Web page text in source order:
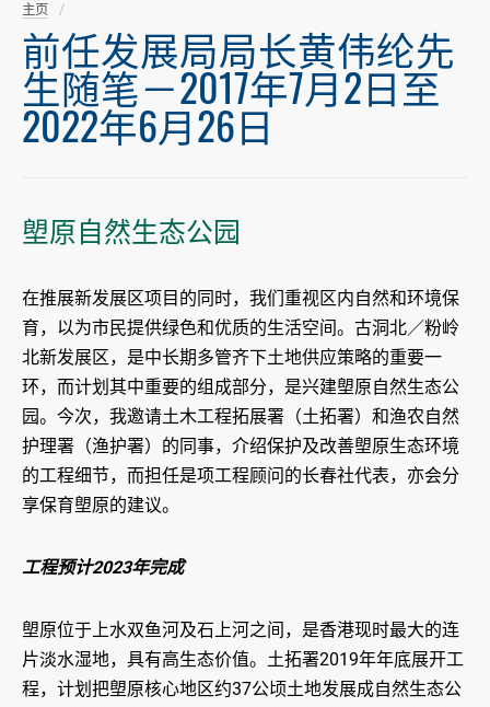
主页
前任发展局局长黄伟纶先
生随笔－2017年7月2日至
2022年6月26日
塱原自然生态公园
在推展新发展区项目的同时，我们重视区内自然和环境保
育，以为市民提供绿色和优质的生活空间。古洞北／粉岭
北新发展区，是中长期多管齐下土地供应策略的重要一
环，而计划其中重要的组成部分，是兴建塱原自然生态公
园。今次，我邀请土木工程拓展署（土拓署）和渔农自然
护理署（渔护署）的同事，介绍保护及改善塱原生态环境
的工程细节，而担任是项工程顾问的长春社代表，亦会分
享保育塱原的建议。
工程预计2023年完成
塱原位于上水双鱼河及石上河之间，是香港现时最大的连
片淡水湿地，具有高生态价值。土拓署2019年年底展开工
程，计划把塱原核心地区约37公顷土地发展成自然生态公